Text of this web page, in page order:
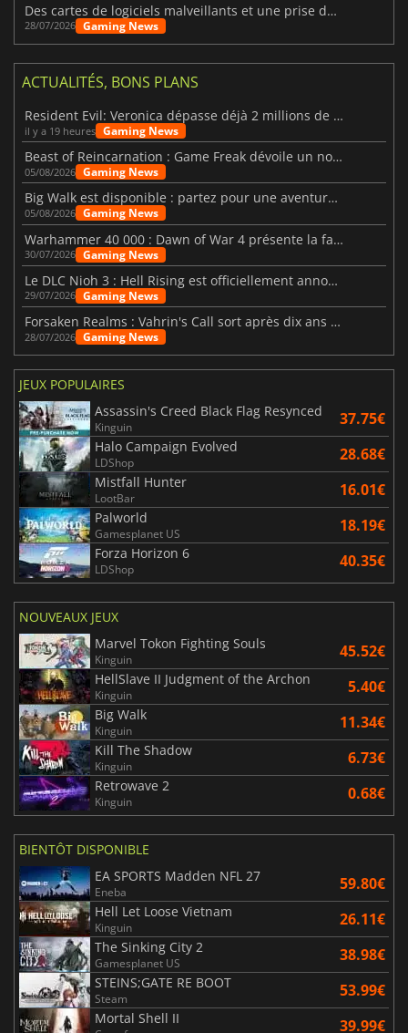
Des cartes de logiciels malveillants et une prise de contrôle de Discord ont touché Meccha Chameleon
28/07/2026 Gaming News
ACTUALITÉS, BONS PLANS
Resident Evil: Veronica dépasse déjà 2 millions de wishlists
il y a 19 heures Gaming News
Beast of Reincarnation : Game Freak dévoile un nouveau pari
05/08/2026 Gaming News
Big Walk est disponible : partez pour une aventure entre amis
05/08/2026 Gaming News
Warhammer 40 000 : Dawn of War 4 présente la faction des Nécrons
30/07/2026 Gaming News
Le DLC Nioh 3 : Hell Rising est officiellement annoncé
29/07/2026 Gaming News
Forsaken Realms : Vahrin's Call sort après dix ans de développement
28/07/2026 Gaming News
JEUX POPULAIRES
Assassin's Creed Black Flag Resynced
Kinguin 37.75€
Halo Campaign Evolved
LDShop 28.68€
Mistfall Hunter
LootBar 16.01€
Palworld
Gamesplanet US 18.19€
Forza Horizon 6
LDShop 40.35€
NOUVEAUX JEUX
Marvel Tokon Fighting Souls
Kinguin 45.52€
HellSlave II Judgment of the Archon
Kinguin 5.40€
Big Walk
Kinguin 11.34€
Kill The Shadow
Kinguin 6.73€
Retrowave 2
Kinguin 0.68€
BIENTÔT DISPONIBLE
EA SPORTS Madden NFL 27
Eneba 59.80€
Hell Let Loose Vietnam
Kinguin 26.11€
The Sinking City 2
Gamesplanet US 38.98€
STEINS;GATE RE BOOT
Steam 53.99€
Mortal Shell II 39.99€